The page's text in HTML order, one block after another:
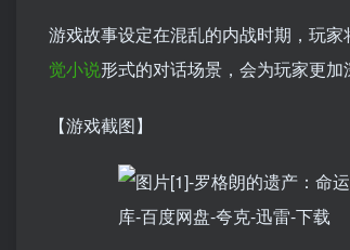
游戏故事设定在混乱的内战时期，玩
觉小说形式的对话场景，会为玩家更
【游戏截图】